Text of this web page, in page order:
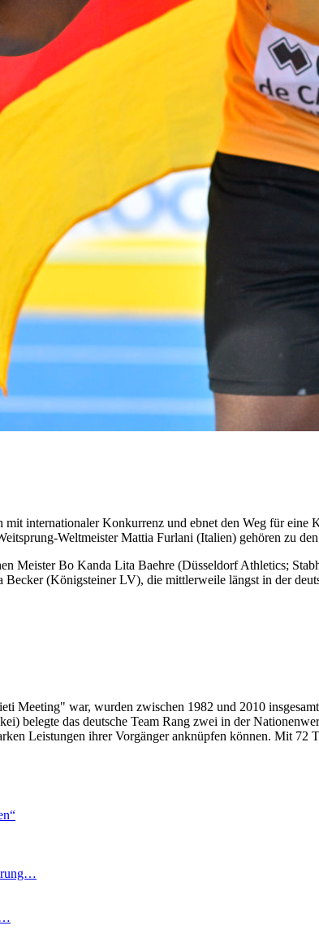
internationaler Konkurrenz und ebnet den Weg für eine
Weltmeister Mattia Furlani (Italien) gehören zu
Meister Bo Kanda Lita Baehre (Düsseldorf Athletics;
(Königsteiner LV), die mittlerweile längst in der
Meeting" war, wurden zwischen 1982 und 2010
belegte das deutsche Team Rang zwei in der
Leistungen ihrer Vorgänger anknüpfen können. Mit 72